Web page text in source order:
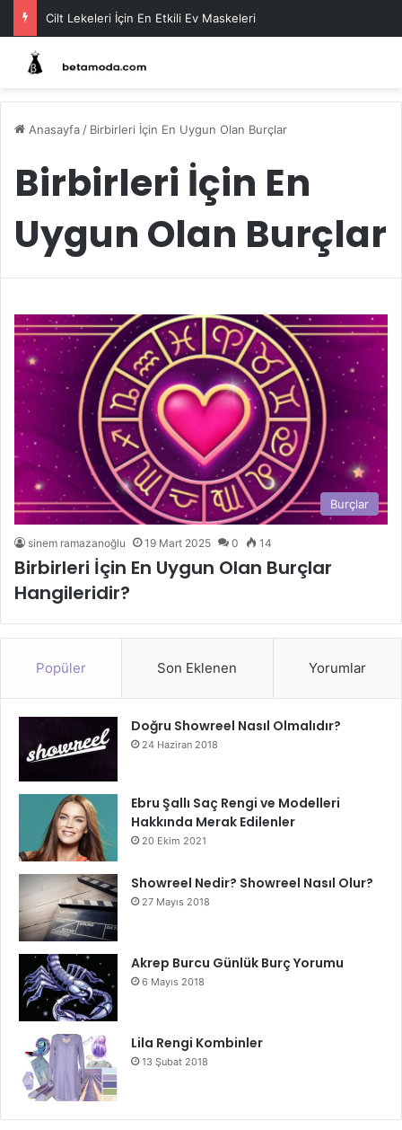
Cilt Lekeleri İçin En Etkili Ev Maskeleri
Anasayfa / Birbirleri İçin En Uygun Olan Burçlar
Birbirleri İçin En
Uygun Olan Burçlar
Burçlar
sinem ramazanoğlu 19 Mart 2025 0 14
Birbirleri İçin En Uygun Olan Burçlar
Hangileridir?
Popüler Son Eklenen Yorumlar
Doğru Showreel Nasıl Olmalıdır?
24 Haziran 2018
Ebru Şallı Saç Rengi ve Modelleri
Hakkında Merak Edilenler
20 Ekim 2021
Showreel Nedir? Showreel Nasıl Olur?
27 Mayıs 2018
Akrep Burcu Günlük Burç Yorumu
6 Mayıs 2018
Lila Rengi Kombinler
13 Şubat 2018